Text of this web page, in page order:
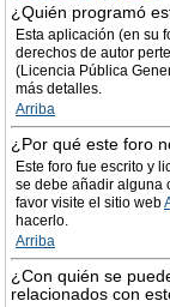
¿Quién programó
Esta aplicación (en su
derechos de autor
(Licencia Pública
más detalles.
Arriba
¿Por qué este foro
Este foro fue escrito y
se debe añadir alguna
favor visite el sitio web
hacerlo.
Arriba
¿Con quién se
relacionados con